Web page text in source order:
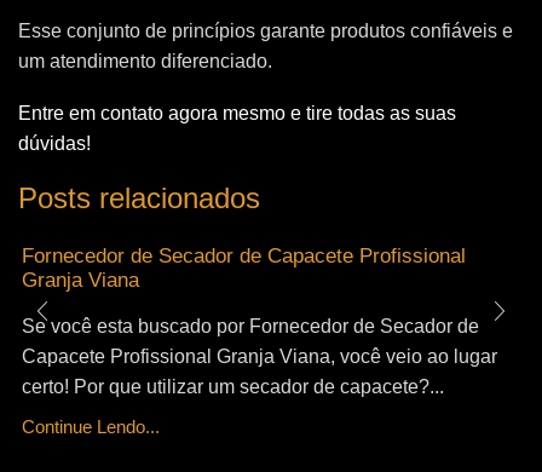
Esse conjunto de princípios garante produtos confiáveis e
um atendimento diferenciado.
Entre em contato agora mesmo e tire todas as suas
dúvidas!
Posts relacionados
Fornecedor de Secador de Capacete Profissional
Granja Viana
Se você esta buscado por Fornecedor de Secador de
Capacete Profissional Granja Viana, você veio ao lugar
certo! Por que utilizar um secador de capacete?...
Continue Lendo...